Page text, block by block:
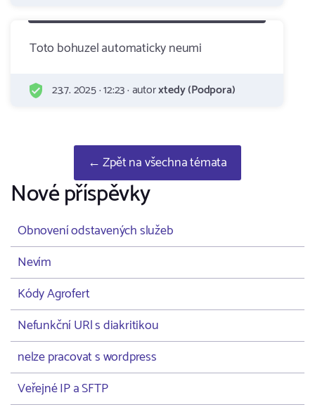
Toto bohuzel automaticky neumi
23.7. 2025 · 12:23 · autorxtedy (Podpora)
← Zpět na všechna témata
Nové příspěvky
Obnovení odstavených služeb
Nevím
Kódy Agrofert
Nefunkční URl s diakritikou
nelze pracovat s wordpress
Veřejné IP a SFTP